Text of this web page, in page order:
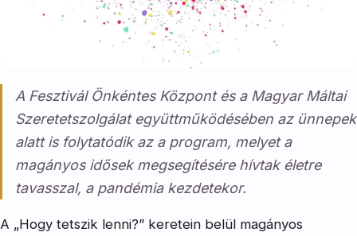
A Fesztivál Önkéntes Központ és a Magyar Máltai
Szeretetszolgálat együttműködésében az ünnepek
alatt is folytatódik az a program, melyet a
magányos idősek megsegítésére hívtak életre
tavasszal, a pandémia kezdetekor.
A „Hogy tetszik lenni?” keretein belül magányos